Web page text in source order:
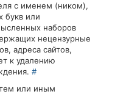
с именем (ником),
букв или
наборов
нецензурные
адреса сайтов,
к удалению
#
или иным